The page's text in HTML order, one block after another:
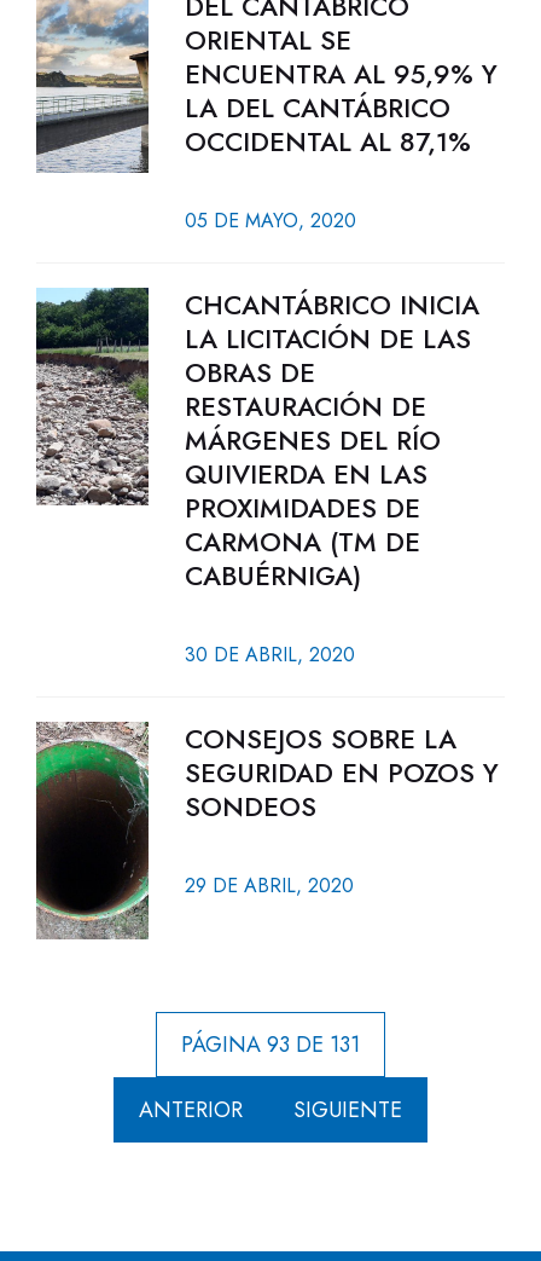
ORIENTAL SE
ENCUENTRA AL 95,9% Y
LA DEL CANTÁBRICO
OCCIDENTAL AL 87,1%
05 DE MAYO, 2020
CHCANTÁBRICO INICIA
LA LICITACIÓN DE LAS
OBRAS DE
RESTAURACIÓN DE
MÁRGENES DEL RÍO
QUIVIERDA EN LAS
PROXIMIDADES DE
CARMONA (TM DE
CABUÉRNIGA)
30 DE ABRIL, 2020
CONSEJOS SOBRE LA
SEGURIDAD EN POZOS Y
SONDEOS
29 DE ABRIL, 2020
PÁGINA 93 DE 131
ANTERIOR SIGUIENTE